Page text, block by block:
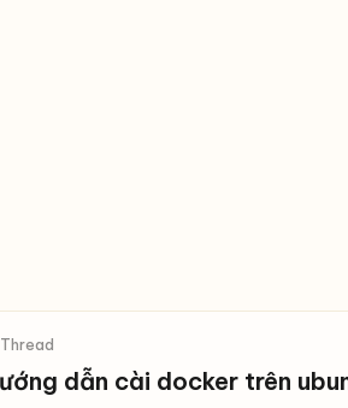
dẫn cài docker trên